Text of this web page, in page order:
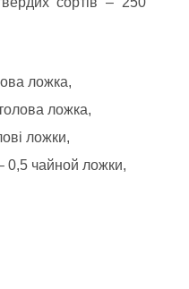
ложка,
ложка,
ложки,
0,5 чайной ложки,